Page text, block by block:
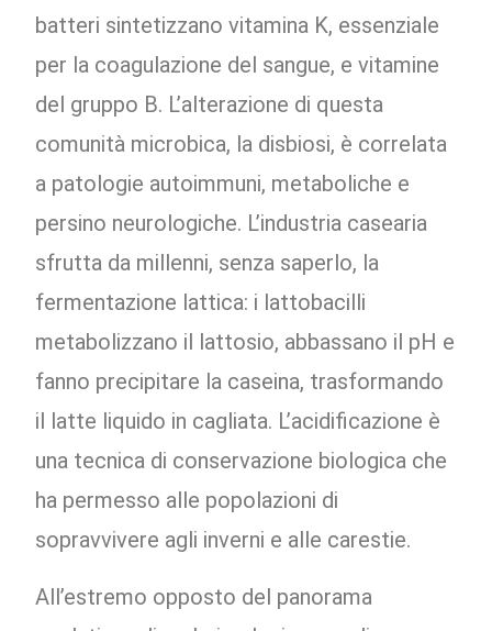
batteri sintetizzano vitamina K, essenziale
per la coagulazione del sangue, e vitamine
del gruppo B. L’alterazione di questa
comunità microbica, la disbiosi, è correlata
a patologie autoimmuni, metaboliche e
persino neurologiche. L’industria casearia
sfrutta da millenni, senza saperlo, la
fermentazione lattica: i lattobacilli
metabolizzano il lattosio, abbassano il pH e
fanno precipitare la caseina, trasformando
il latte liquido in cagliata. L’acidificazione è
una tecnica di conservazione biologica che
ha permesso alle popolazioni di
sopravvivere agli inverni e alle carestie.
All’estremo opposto del panorama